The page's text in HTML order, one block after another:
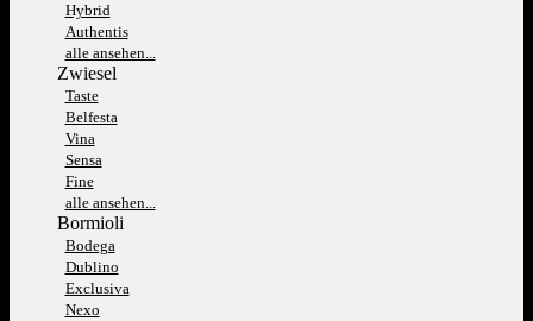
Hybrid
Authentis
alle ansehen...
Zwiesel
Taste
Belfesta
Vina
Sensa
Fine
alle ansehen...
Bormioli
Bodega
Dublino
Exclusiva
Nexo